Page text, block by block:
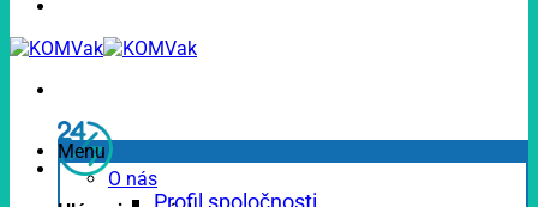
Menu
O nás
Profil spoločnosti